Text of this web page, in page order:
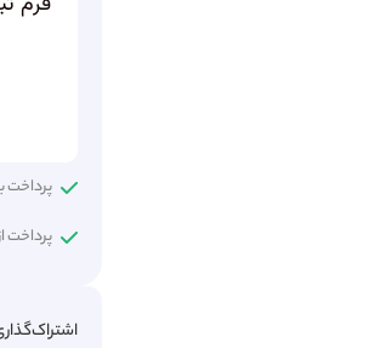
پرداخت
پرداخت